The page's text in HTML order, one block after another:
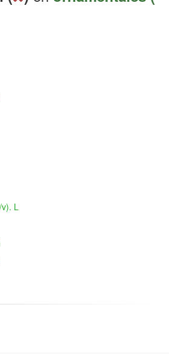
L